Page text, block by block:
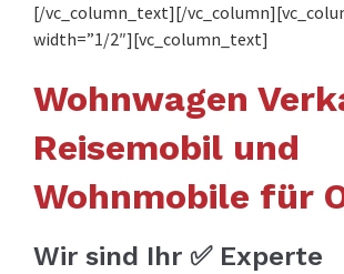
[/vc_column_text][/
width=”1/2″][vc_column_text]
Wohnwagen
Reisemobil und
Wohnmobile für
Wir sind Ihr ✅ Experte